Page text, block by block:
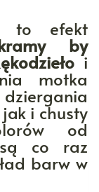
efekt
by
i
motka
i chusty
od
co raz
barw w